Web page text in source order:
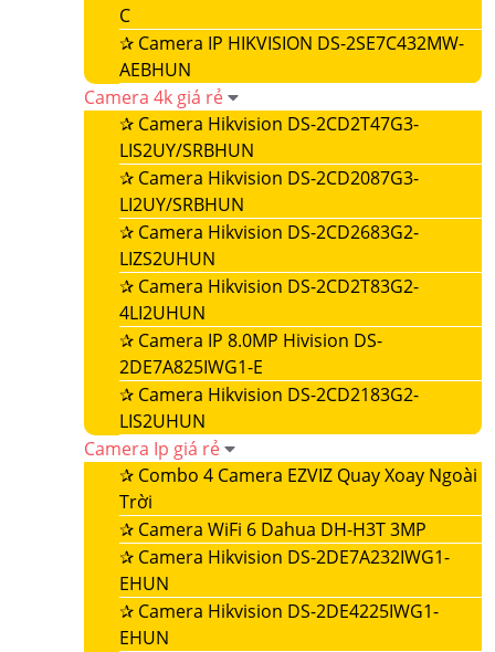
C
✰ Camera IP HIKVISION DS-2SE7C432MW-
AEBHUN
Camera 4k giá rẻ
✰ Camera Hikvision DS-2CD2T47G3-
LIS2UY/SRBHUN
✰ Camera Hikvision DS-2CD2087G3-
LI2UY/SRBHUN
✰ Camera Hikvision DS-2CD2683G2-
LIZS2UHUN
✰ Camera Hikvision DS-2CD2T83G2-
4LI2UHUN
✰ Camera IP 8.0MP Hivision DS-
2DE7A825IWG1-E
✰ Camera Hikvision DS-2CD2183G2-
LIS2UHUN
Camera Ip giá rẻ
✰ Combo 4 Camera EZVIZ Quay Xoay Ngoài
Trời
✰ Camera WiFi 6 Dahua DH-H3T 3MP
✰ Camera Hikvision DS-2DE7A232IWG1-
EHUN
✰ Camera Hikvision DS-2DE4225IWG1-
EHUN